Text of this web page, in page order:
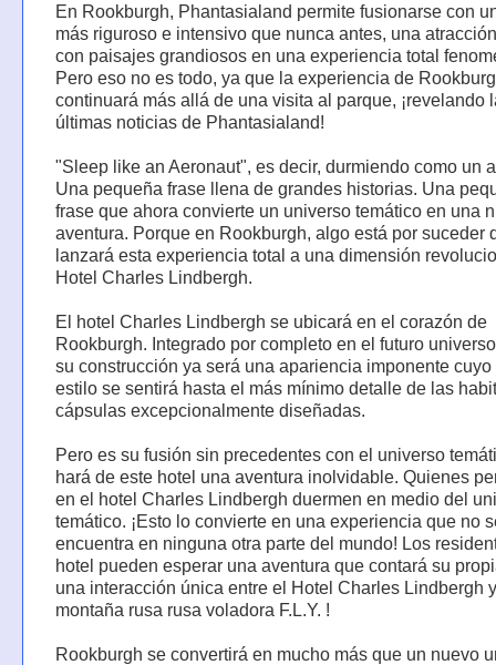
En Rookburgh, Phantasialand permite fusionarse con
más riguroso e intensivo que nunca antes, una
con paisajes grandiosos en una experiencia total
Pero eso no es todo, ya que la experiencia de
continuará más allá de una visita al parque, ¡revelando
últimas noticias de Phantasialand!
"Sleep like an Aeronaut", es decir, durmiendo como un
Una pequeña frase llena de grandes historias. Una
frase que ahora convierte un universo temático en una
aventura. Porque en Rookburgh, algo está por suceder
lanzará esta experiencia total a una dimensión
Hotel Charles Lindbergh.
El hotel Charles Lindbergh se ubicará en el corazón de
Rookburgh. Integrado por completo en el futuro
su construcción ya será una apariencia imponente
estilo se sentirá hasta el más mínimo detalle de las
cápsulas excepcionalmente diseñadas.
Pero es su fusión sin precedentes con el universo
hará de este hotel una aventura inolvidable. Quienes
en el hotel Charles Lindbergh duermen en medio del
temático. ¡Esto lo convierte en una experiencia que no
encuentra en ninguna otra parte del mundo! Los
hotel pueden esperar una aventura que contará su
una interacción única entre el Hotel Charles Lindbergh
montaña rusa rusa voladora F.L.Y. !
Rookburgh se convertirá en mucho más que un nuevo